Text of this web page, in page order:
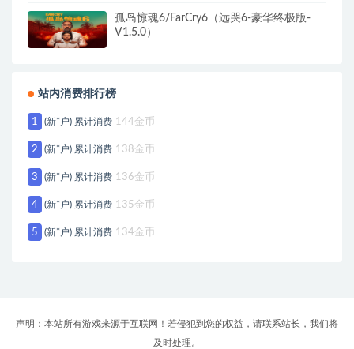
孤岛惊魂6/FarCry6（远哭6-豪华终极版-
V1.5.0）
站内消费排行榜
1 (新*户) 累计消费 144金币
2 (新*户) 累计消费 138金币
3 (新*户) 累计消费 136金币
4 (新*户) 累计消费 135金币
5 (新*户) 累计消费 134金币
声明：本站所有游戏来源于互联网！若侵犯到您的权益，请联系站长，我们将
及时处理。